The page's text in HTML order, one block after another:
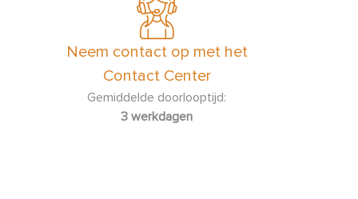
Neem contact op met het
Contact Center
Gemiddelde doorlooptijd:
3 werkdagen